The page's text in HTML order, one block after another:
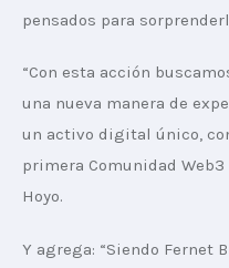
pensados para
“Con esta acción
una nueva manera de
un activo digital único,
primera Comunidad
Hoyo.
Y agrega: “Siendo Fernet